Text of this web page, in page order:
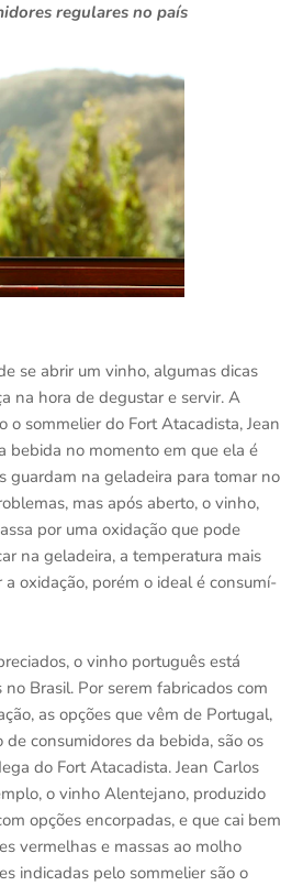
regulares no país
se abrir um vinho, algumas dicas
na hora de degustar e servir. A
o sommelier do Fort Atacadista, Jean
bebida no momento em que ela é
guardam na geladeira para tomar no
mas após aberto, o vinho,
por uma oxidação que pode
na geladeira, a temperatura mais
oxidação, porém o ideal é consumí-
o vinho português está
Brasil. Por serem fabricados com
as opções que vêm de Portugal,
de consumidores da bebida, são os
do Fort Atacadista. Jean Carlos
o vinho Alentejano, produzido
opções encorpadas, e que cai bem
vermelhas e massas ao molho
indicadas pelo sommelier são o